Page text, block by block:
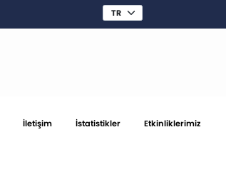
İletişim İstatistikler Etkinliklerimiz